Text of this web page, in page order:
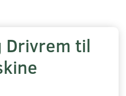
Drivrem til